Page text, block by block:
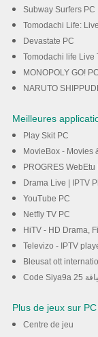
Subway Surfers PC
Tomodachi Life:
Devastate PC
Tomodachi life Live
MONOPOLY GO! PC
NARUTO
Meilleures
Play Skit PC
MovieBox - Movies
PROGRES WebEtu
Drama Live | IPTV
YouTube PC
Netfly TV PC
HiTV - HD Drama,
Televizo - IPTV
Bleusat ott
Plus de jeux sur PC
Centre de jeu